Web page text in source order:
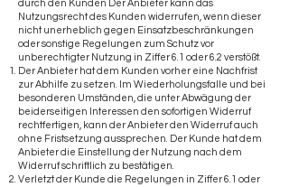
durch den Kunden Der Anbieter kann das
Nutzungsrecht des Kunden widerrufen, wenn dieser
nicht unerheblich gegen Einsatzbeschränkungen
oder sonstige Regelungen zum Schutz vor
unberechtigter Nutzung in Ziffer 6.1 oder 6.2 verstößt.
Der Anbieter hat dem Kunden vorher eine Nachfrist
zur Abhilfe zu setzen. Im Wiederholungsfalle und bei
besonderen Umständen, die unter Abwägung der
beiderseitigen Interessen den sofortigen Widerruf
rechtfertigen, kann der Anbieter den Widerruf auch
ohne Fristsetzung aussprechen. Der Kunde hat dem
Anbieter die Einstellung der Nutzung nach dem
Widerruf schriftlich zu bestätigen.
Verletzt der Kunde die Regelungen in Ziffer 6.1 oder